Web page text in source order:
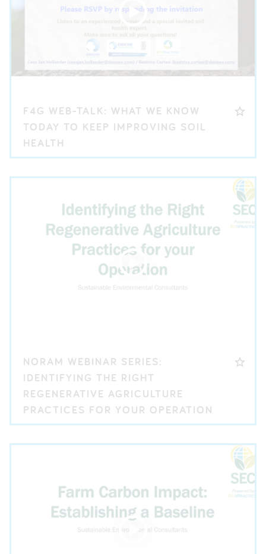
F4G WEB-TALK: WHAT WE KNOW
TODAY TO KEEP IMPROVING SOIL
HEALTH
NORAM WEBINAR SERIES:
IDENTIFYING THE RIGHT
REGENERATIVE AGRICULTURE
PRACTICES FOR YOUR OPERATION